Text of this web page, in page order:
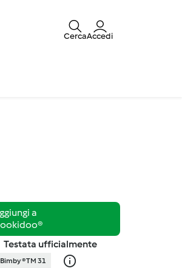
CercaAccedi
Testata ufficialmente
Bimby ® TM 31